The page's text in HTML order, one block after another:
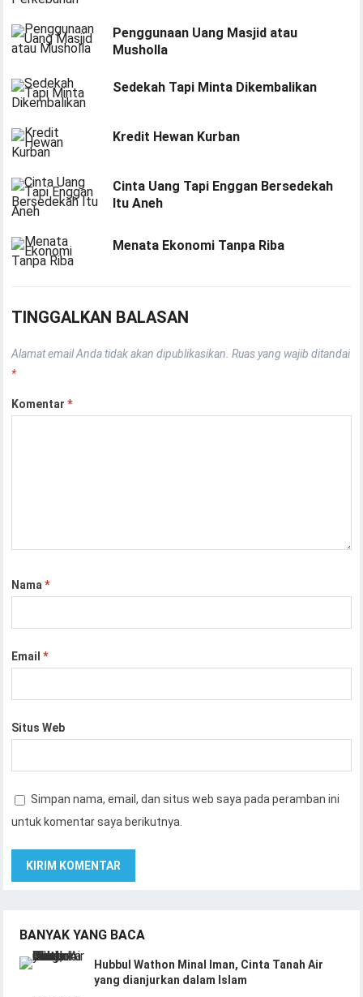
Penggunaan Uang Masjid atau
Musholla
Sedekah Tapi Minta Dikembalikan
Kredit Hewan Kurban
Cinta Uang Tapi Enggan Bersedekah
Itu Aneh
Menata Ekonomi Tanpa Riba
TINGGALKAN BALASAN
Alamat email Anda tidak akan dipublikasikan. Ruas yang wajib ditandai
*
Komentar*
Nama*
Email*
Situs Web
Simpan nama, email, dan situs web saya pada peramban ini
untuk komentar saya berikutnya.
BANYAK YANG BACA
Hubbul Wathon Minal Iman, Cinta Tanah Air
yang dianjurkan dalam Islam